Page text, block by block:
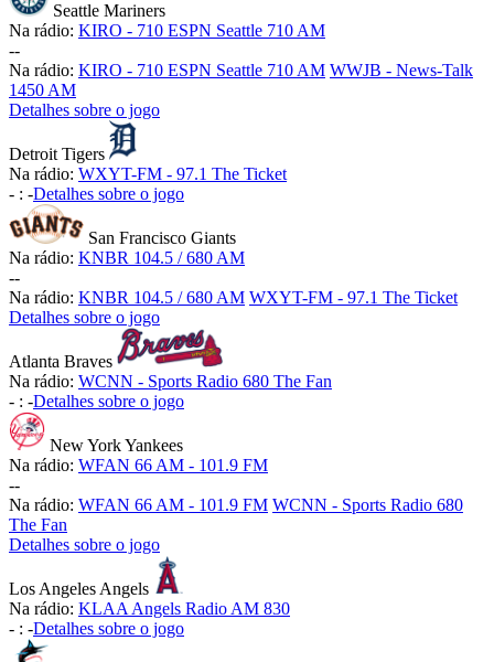
Seattle Mariners
Na rádio: KIRO - 710 ESPN Seattle 710 AM
--
Na rádio: KIRO - 710 ESPN Seattle 710 AM WWJB - News-Talk
1450 AM
Detalhes sobre o jogo
Detroit Tigers
Na rádio: WXYT-FM - 97.1 The Ticket
- : -Detalhes sobre o jogo
San Francisco Giants
Na rádio: KNBR 104.5 / 680 AM
--
Na rádio: KNBR 104.5 / 680 AM WXYT-FM - 97.1 The Ticket
Detalhes sobre o jogo
Atlanta Braves
Na rádio: WCNN - Sports Radio 680 The Fan
- : -Detalhes sobre o jogo
New York Yankees
Na rádio: WFAN 66 AM - 101.9 FM
--
Na rádio: WFAN 66 AM - 101.9 FM WCNN - Sports Radio 680
The Fan
Detalhes sobre o jogo
Los Angeles Angels
Na rádio: KLAA Angels Radio AM 830
- : -Detalhes sobre o jogo